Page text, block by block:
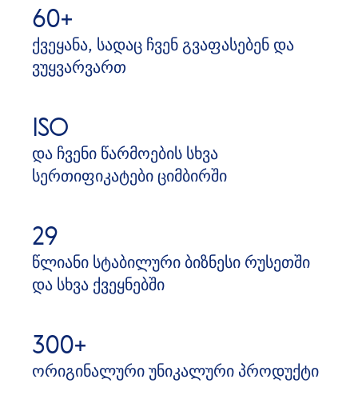
60+
ქვეყანა, სადაც ჩვენ გვაფასებენ და
ვუყვარვართ
ISO
და ჩვენი წარმოების სხვა
სერთიფიკატები ციმბირში
29
წლიანი სტაბილური ბიზნესი რუსეთში
და სხვა ქვეყნებში
300+
ორიგინალური უნიკალური პროდუქტი